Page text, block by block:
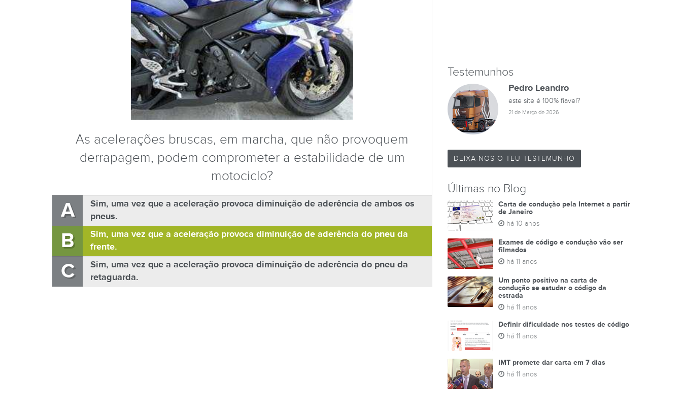
As acelerações bruscas, em marcha, que não provoquem
derrapagem, podem comprometer a estabilidade de um
motociclo?
A
Sim, uma vez que a aceleração provoca diminuição de aderência de ambos os
pneus.
B
Sim, uma vez que a aceleração provoca diminuição de aderência do pneu da
frente.
C
Sim, uma vez que a aceleração provoca diminuição de aderência do pneu da
retaguarda.
Testemunhos
Pedro Leandro
este site é 100% fiavel?
21 de Março de 2026
DEIXA-NOS O TEU TESTEMUNHO
Últimas no Blog
Carta de condução pela Internet a partir
de Janeiro
há 10 anos
Exames de código e condução vão ser
filmados
há 11 anos
Um ponto positivo na carta de
condução se estudar o código da
estrada
há 11 anos
Definir dificuldade nos testes de código
há 11 anos
IMT promete dar carta em 7 dias
há 11 anos